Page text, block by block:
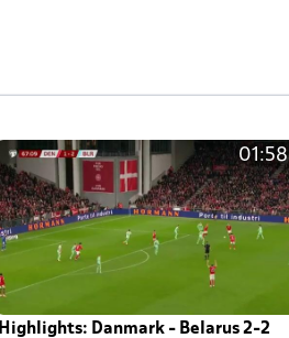
01:58
Highlights: Danmark - Belarus 2-2